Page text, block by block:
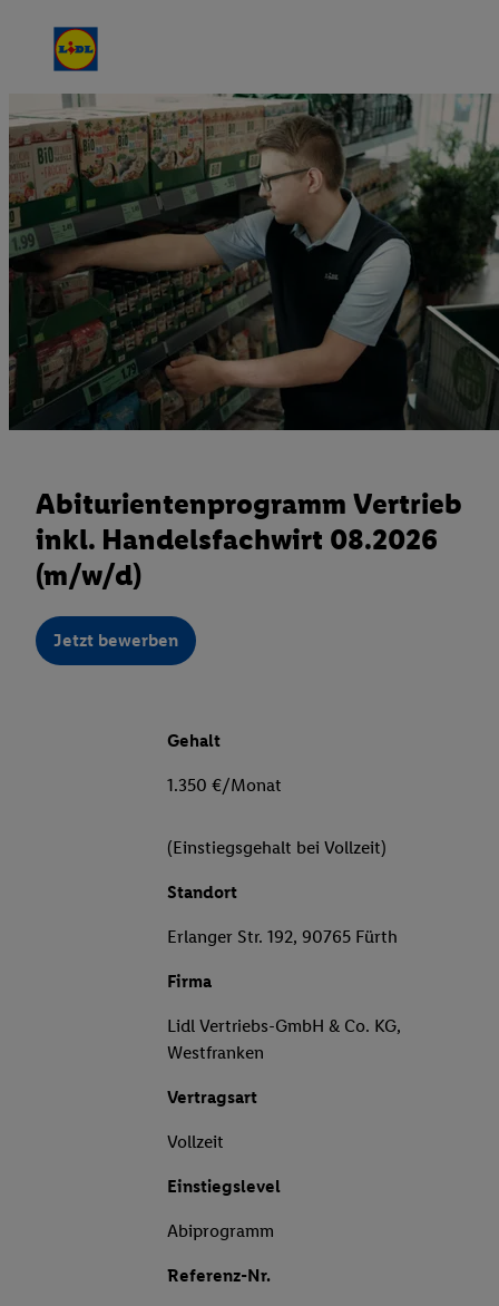
Abiturientenprogramm Vertrieb
inkl. Handelsfachwirt 08.2026
(m/w/d)
Jetzt bewerben
Gehalt
1.350 €/Monat
(Einstiegsgehalt bei Vollzeit)
Standort
Erlanger Str. 192, 90765 Fürth
Firma
Lidl Vertriebs-GmbH & Co. KG,
Westfranken
Vertragsart
Vollzeit
Einstiegslevel
Abiprogramm
Referenz-Nr.